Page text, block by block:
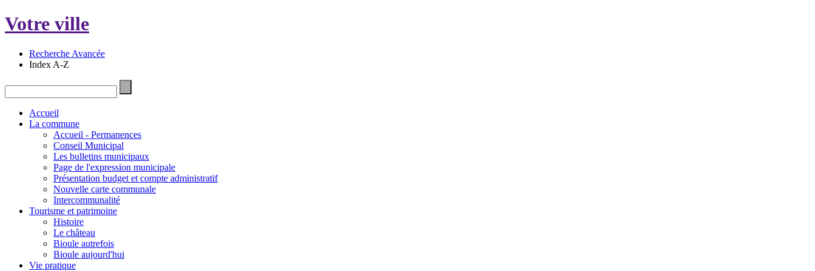
Votre ville
Recherche Avancée
Index A-Z
Accueil
La commune
Accueil - Permanences
Conseil Municipal
Les bulletins municipaux
Page de l'expression municipale
Présentation budget et compte administratif
Nouvelle carte communale
Intercommunalité
Tourisme et patrimoine
Histoire
Le château
Bioule autrefois
Bioule aujourd'hui
Vie pratique